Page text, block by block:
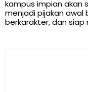
kampus impian akan
menjadi pijakan awal
berkarakter, dan